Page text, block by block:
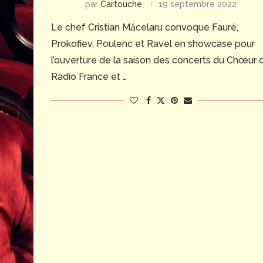
parCartouche 19 septembre 2022
Le chef Cristian Măcelaru convoque Fauré,
Prokofiev, Poulenc et Ravel en showcase pour
l’ouverture de la saison des concerts du Chœur
Radio France et …